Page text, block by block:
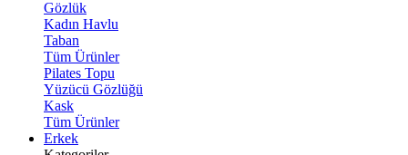
Gözlük
Kadın Havlu
Taban
Tüm Ürünler
Pilates Topu
Yüzücü Gözlüğü
Kask
Tüm Ürünler
Erkek